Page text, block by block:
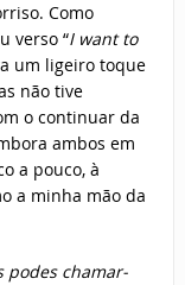
Como
verso “I want to
um ligeiro toque
não tive
o continuar da
ambos em
a pouco, à
a minha mão da
podes chamar-